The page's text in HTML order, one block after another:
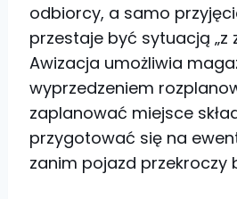
odbiorcy, a samo
przestaje być sytuacją „z
Awizacja umożliwia
wyprzedzeniem
zaplanować miejsce
przygotować się na
zanim pojazd przekroczy